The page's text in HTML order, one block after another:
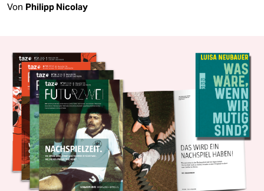
Von Philipp Nicolay